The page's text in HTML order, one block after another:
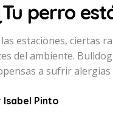
perro
estaciones, ciertas
del ambiente.
a sufrir
Isabel Pinto